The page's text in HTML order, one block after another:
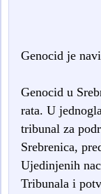
Genocid je
Genocid u
rata. U
tribunal za
Srebrenica,
Ujedinjenih
Tribunala i